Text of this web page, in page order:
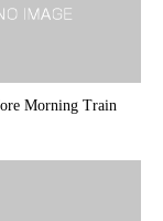
Morning Train